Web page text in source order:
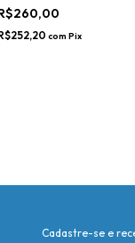
com Pix
Cadastre-se e